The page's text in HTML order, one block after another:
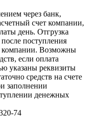
через банк,
счет компании,
день. Отгрузка
поступления
компании. Возможны
если оплата
указаны реквизиты
средств на счете
заполнении
денежных
74